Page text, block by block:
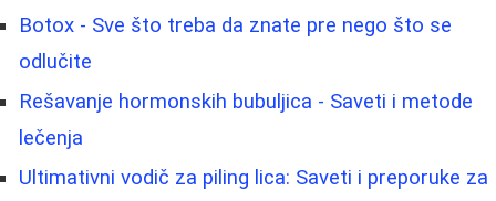
Botox - Sve što treba da znate pre nego što se
odlučite
Rešavanje hormonskih bubuljica - Saveti i metode
lečenja
Ultimativni vodič za piling lica: Saveti i preporuke za